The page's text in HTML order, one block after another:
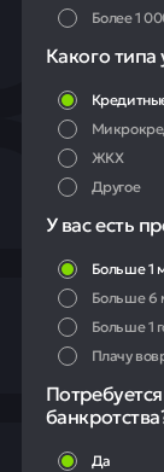
Более 1
Какого типа
ЖКХ
Другое
У вас есть
Больше 1
Больше 6
Больше 1
Плачу
Да